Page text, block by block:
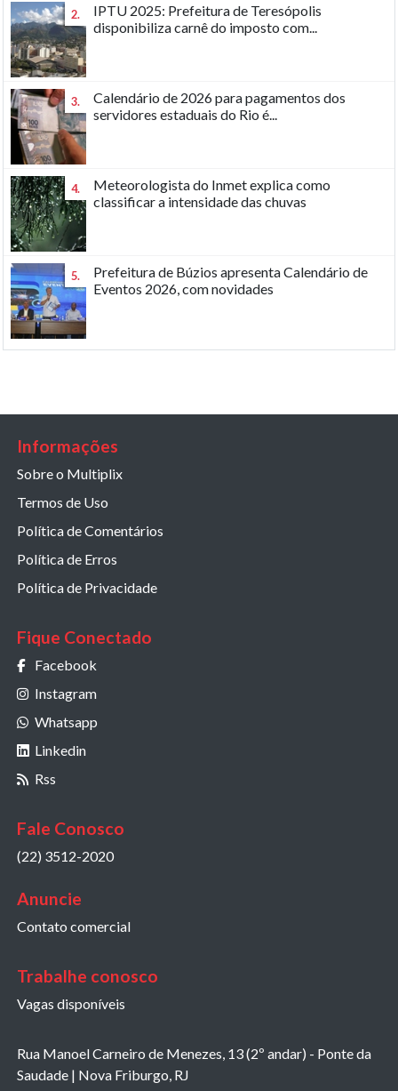
2.
IPTU 2025: Prefeitura de Teresópolis
disponibiliza carnê do imposto com...
3.
Calendário de 2026 para pagamentos dos
servidores estaduais do Rio é...
4.
Meteorologista do Inmet explica como
classificar a intensidade das chuvas
5.
Prefeitura de Búzios apresenta Calendário de
Eventos 2026, com novidades
Informações
Sobre o Multiplix
Termos de Uso
Política de Comentários
Política de Erros
Política de Privacidade
Fique Conectado
Facebook
Instagram
Whatsapp
Linkedin
Rss
Fale Conosco
(22) 3512-2020
Anuncie
Contato comercial
Trabalhe conosco
Vagas disponíveis
Rua Manoel Carneiro de Menezes, 13 (2º andar) - Ponte da
Saudade | Nova Friburgo, RJ